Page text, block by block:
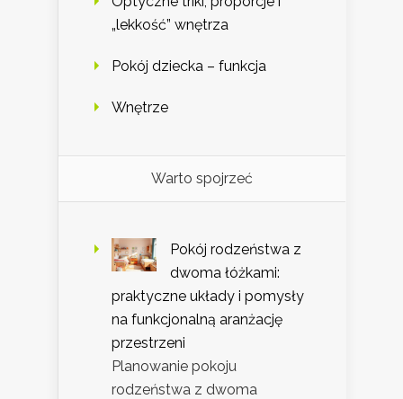
„lekkość” wnętrza
Pokój dziecka – funkcja
Wnętrze
Warto spojrzeć
Pokój rodzeństwa z
dwoma łóżkami:
praktyczne układy i pomysły
na funkcjonalną aranżację
przestrzeni
Planowanie pokoju
rodzeństwa z dwoma